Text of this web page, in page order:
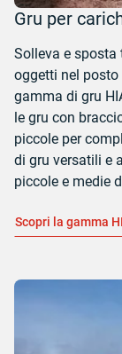
Gru per
Solleva e
oggetti nel
gamma di gru
le gru con
piccole per
di gru versatili e
piccole e medie
Scopri la gamma